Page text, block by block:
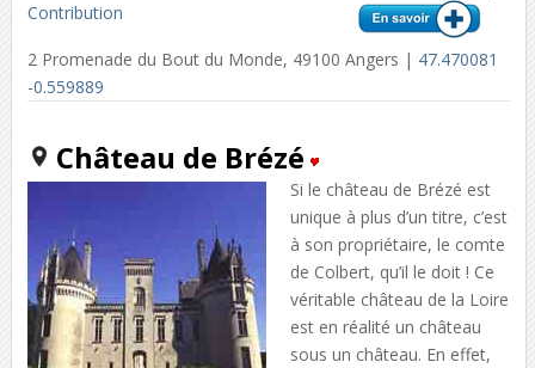
Contribution
2 Promenade du Bout du Monde, 49100 Angers | 47.470081
-0.559889
Château de Brézé
Si le château de Brézé est
unique à plus d’un titre, c’est
à son propriétaire, le comte
de Colbert, qu’il le doit ! Ce
véritable château de la Loire
est en réalité un château
sous un château. En effet,